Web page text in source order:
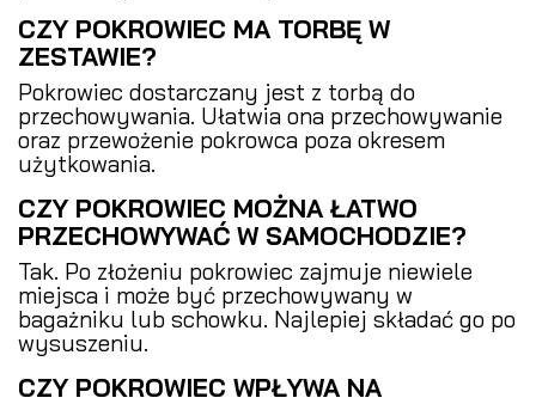
CZY POKROWIEC MA TORBĘ W
ZESTAWIE?
Pokrowiec dostarczany jest z torbą do
przechowywania. Ułatwia ona przechowywanie
oraz przewożenie pokrowca poza okresem
użytkowania.
CZY POKROWIEC MOŻNA ŁATWO
PRZECHOWYWAĆ W SAMOCHODZIE?
Tak. Po złożeniu pokrowiec zajmuje niewiele
miejsca i może być przechowywany w
bagażniku lub schowku. Najlepiej składać go po
wysuszeniu.
CZY POKROWIEC WPŁYWA NA